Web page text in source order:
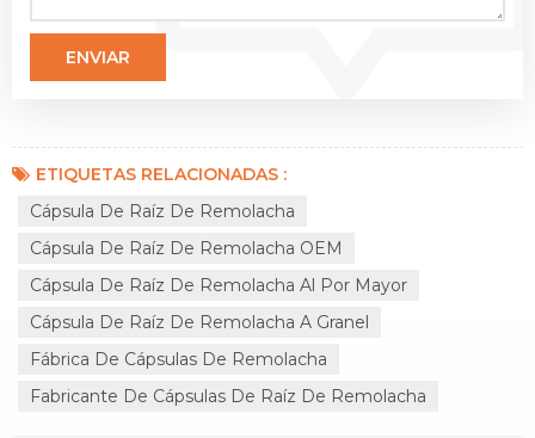
ETIQUETAS RELACIONADAS :
Cápsula De Raíz De Remolacha
Cápsula De Raíz De Remolacha OEM
Cápsula De Raíz De Remolacha Al Por Mayor
Cápsula De Raíz De Remolacha A Granel
Fábrica De Cápsulas De Remolacha
Fabricante De Cápsulas De Raíz De Remolacha